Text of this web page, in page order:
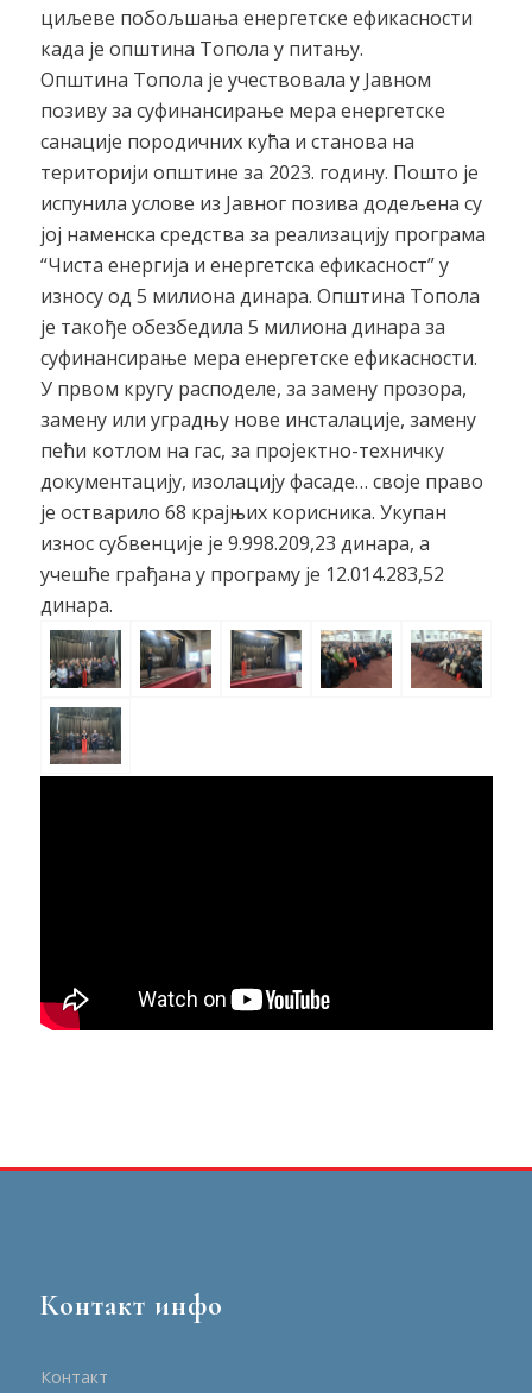
циљеве побољшања енергетске ефикасности
када је општина Топола у питању.
Општина Топола је учествовала у Јавном
позиву за суфинансирање мера енергетске
санације породичних кућа и станова на
територији општине за 2023. годину. Пошто је
испунила услове из Јавног позива додељена су
јој наменска средства за реализацију програма
“Чиста енергија и енергетска ефикасност” у
износу од 5 милиона динара. Општина Топола
је такође обезбедила 5 милиона динара за
суфинансирање мера енергетске ефикасности.
У првом кругу расподеле, за замену прозора,
замену или уградњу нове инсталације, замену
пећи котлом на гас, за пројектно-техничку
документацију, изолацију фасаде… своје право
је остварило 68 крајњих корисника. Укупан
износ субвенције је 9.998.209,23 динара, а
учешће грађана у програму је 12.014.283,52
динара.
Контакт инфо
Контакт